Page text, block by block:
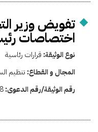
تفويض وزير
اختصاصات
نوع الوثيقة: قرارات رئاسية
المجال و القطاع: تنظيم
رقم الوثيقة/رقم الدعوى: